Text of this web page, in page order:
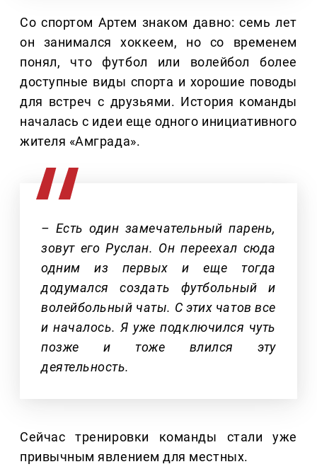
Со спортом Артем знаком давно: семь лет
он занимался хоккеем, но со временем
понял, что футбол или волейбол более
доступные виды спорта и хорошие поводы
для встреч с друзьями. История команды
началась с идеи еще одного инициативного
жителя «Амграда».
– Есть один замечательный парень,
зовут его Руслан. Он переехал сюда
одним из первых и еще тогда
додумался создать футбольный и
волейбольный чаты. С этих чатов все
и началось. Я уже подключился чуть
позже и тоже влился эту
деятельность.
Сейчас тренировки команды стали уже
привычным явлением для местных.